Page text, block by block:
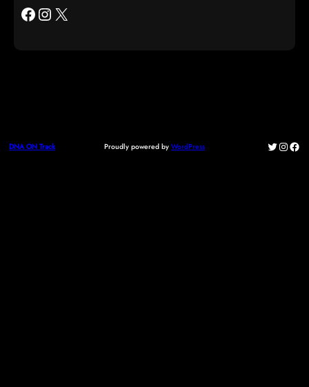
Facebook Instagram X
DNA ON Track Proudly powered by WordPress Twitter